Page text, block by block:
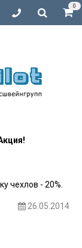
0
чехлов - 20%.
26.05.2014